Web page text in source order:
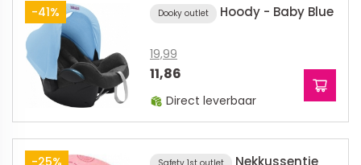
-41% Dooky outlet Hoody - Baby Blue
19,99
11,86
Direct leverbaar
-25% Nekkussentje